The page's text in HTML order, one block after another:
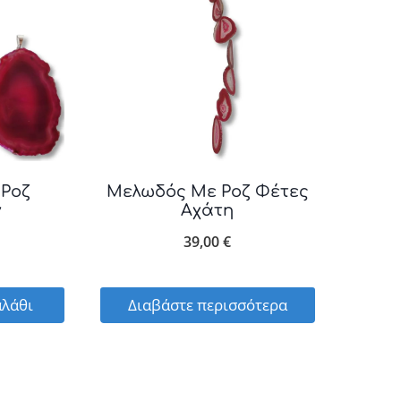
Μελωδός Με Ροζ Φέτες
Αχάτη
39,00€
Διαβάστε περισσότερα